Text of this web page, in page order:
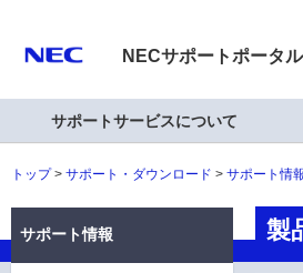
NECサポートポータル
サポートサービスについて
トップ サポート・ダウンロード サポート情
製
サポート情報